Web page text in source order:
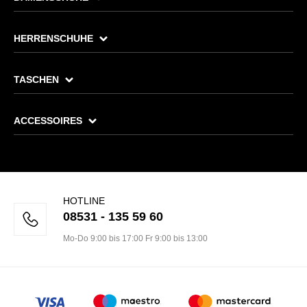
HERRENSCHUHE
TASCHEN
ACCESSOIRES
HOTLINE
08531 - 135 59 60
Mo-Do 9:00 bis 17:00 Fr 9:00 bis 13:00